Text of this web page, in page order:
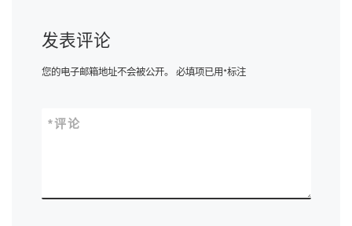
发表评论
您的电子邮箱地址不会被公开。 必填项已用*标注
评论
*